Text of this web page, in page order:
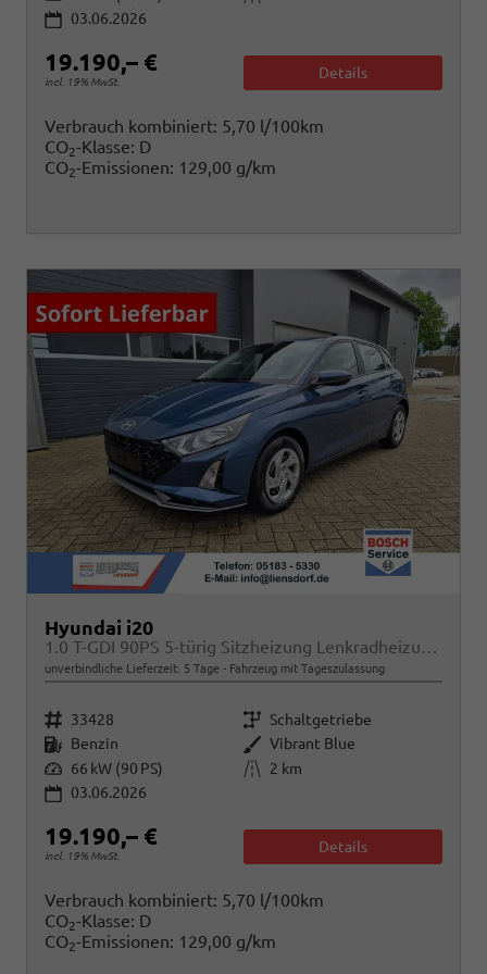
03.06.2026
19.190,– €
incl. 19% MwSt.
Details
Verbrauch kombiniert: 5,70 l/100km
CO2-Klasse: D
CO2-Emissionen: 129,00 g/km
Hyundai i20
1.0 T-GDI 90PS 5-türig Sitzheizung Lenkradheizung Rückf.Kamera PDC Klima Apple CarPlay Android Auto Tempomat Touchscreen
unverbindliche Lieferzeit: 5 Tage Fahrzeug mit Tageszulassung
Fahrzeugnr. 33428 Getriebe Schaltgetriebe
Kraftstoff Benzin Außenfarbe Vibrant Blue
Leistung 66 kW (90 PS) Kilometerstand
2 km
03.06.2026
19.190,– €
incl. 19% MwSt.
Details
Verbrauch kombiniert: 5,70 l/100km
CO2-Klasse: D
CO2-Emissionen: 129,00 g/km